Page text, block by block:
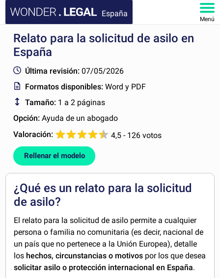
España
Menú
INICIO
FAQ
MI CUENTA
Relato para la solicitud de asilo en
España
Última revisión: 07/05/2026
Formatos disponibles:Word y PDF
Tamaño: 1 a 2 páginas
Opción:Ayuda de un abogado
Valoración:
4,5 - 126 votos
Rellenar el modelo
¿Qué es un relato para la solicitud
de asilo?
El relato para la solicitud de asilo permite a cualquier
persona o familia no comunitaria (es decir, nacional de
un país que no pertenece a la Unión Europea), detalle
los hechos, circunstancias o motivos por los que desea
solicitar asilo o protección internacional en España.